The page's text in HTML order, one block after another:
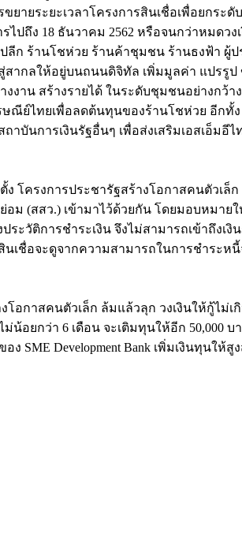
ยายระยะเวลาโครงการสินเชื่อเพื่อยกระ
รไปถึง 18 ธันวาคม 2562 หรือจนกว่าหมด
ก ร้านโชห่วย ร้านค้าชุมชน ร้านธงฟ้า ผู้ป
ากลให้อยู่บนถนนดิจิทัล เพิ่มมูลค่า แปรรูป
งงาน สร้างรายได้ ในระดับชุมชนอย่างก
ณีย์ไทยเพื่อลดต้นทุนของร้านโชห่วย อีกทั้
ถาบันการเงินรัฐอื่นๆ เพื่อส่งเสริมเอสเอ็
โครงการประชารัฐสร้างโอกาสคนตัวเ
ม (สสว.) เข้ามาไว้ด้วยกัน โดยมอบหมายใ
ระวัติการชำระเงิน จึงไม่สามารถเข้าถึ
เชื่อจะดูจากความสามารถในการชำระห
อกาสคนตัวเล็ก ล้มแล้วลุก วงเงินให้กู้ไม่เ
น้อยกว่า 6 เดือน จะเติมทุนให้อีก 50,000
ง SME Development Bank เพิ่มเงินทุน